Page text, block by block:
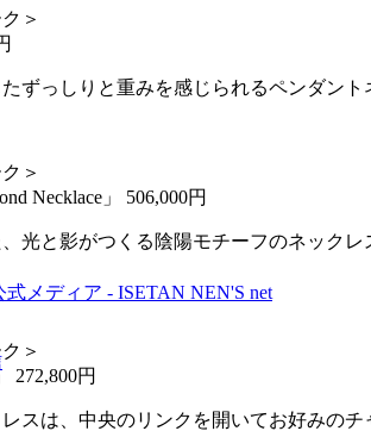
＞
ずっしりと重みを感じられるペンダント
＞
Necklace」 506,000円
光と影がつくる陰陽モチーフのネック
＞
272,800円
スは、中央のリンクを開いてお好みのチ